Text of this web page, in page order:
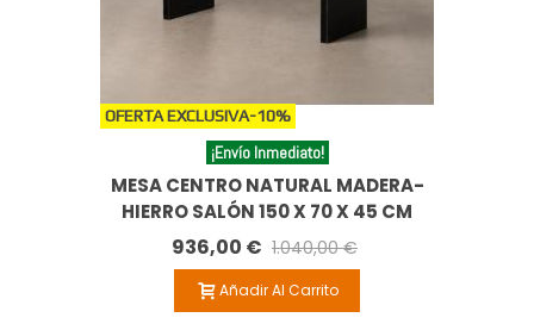
OFERTA EXCLUSIVA-10%
¡Envío Inmediato!
MESA CENTRO NATURAL MADERA-
HIERRO SALÓN 150 X 70 X 45 CM
936,00 € 1.040,00 €
Añadir Al Carrito